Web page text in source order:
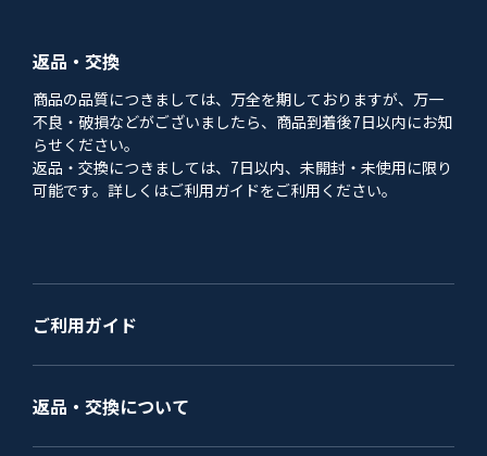
返品・交換
商品の品質につきましては、万全を期しておりますが、万一
不良・破損などがございましたら、商品到着後7日以内にお知
らせください。
返品・交換につきましては、7日以内、未開封・未使用に限り
可能です。詳しくはご利用ガイドをご利用ください。
ご利用ガイド
返品・交換について